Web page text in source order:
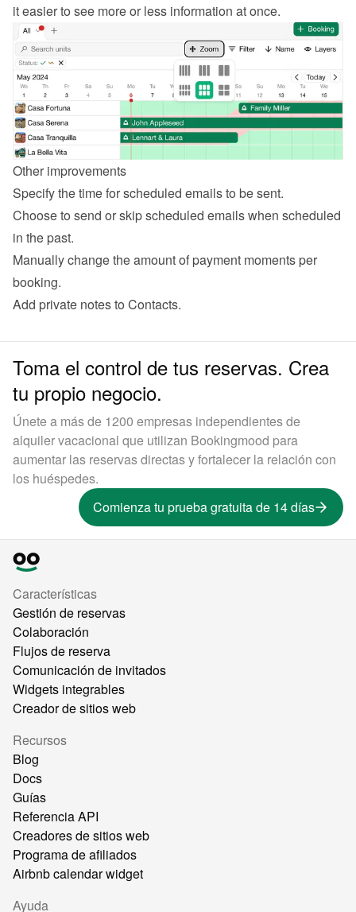
it easier to see more or less information at once.
Other improvements
Specify the time for scheduled emails to be sent.
Choose to send or skip scheduled emails when scheduled
in the past.
Manually change the amount of payment moments per
booking.
Add private notes to Contacts.
Toma el control de tus reservas. Crea
tu propio negocio.
Únete a más de 1200 empresas independientes de
alquiler vacacional que utilizan Bookingmood para
aumentar las reservas directas y fortalecer la relación con
los huéspedes.
Comienza tu prueba gratuita de 14 días
Características
Gestión de reservas
Colaboración
Flujos de reserva
Comunicación de invitados
Widgets integrables
Creador de sitios web
Recursos
Blog
Docs
Guías
Referencia API
Creadores de sitios web
Programa de afiliados
Airbnb calendar widget
Ayuda